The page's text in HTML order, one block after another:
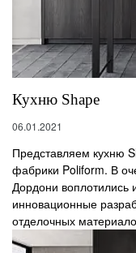
Кухню Shape
06.01.2021
Представляем кухню
фабрики Poliform. В
Дордони воплотились
инновационные
отделочных